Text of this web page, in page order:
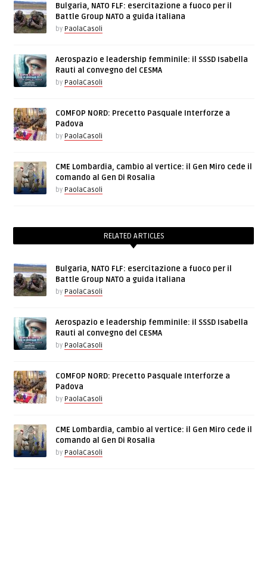
Bulgaria, NATO FLF: esercitazione a fuoco per il
Battle Group NATO a guida italiana
by PaolaCasoli
Aerospazio e leadership femminile: il SSSD Isabella
Rauti al convegno del CESMA
by PaolaCasoli
COMFOP NORD: Precetto Pasquale Interforze a
Padova
by PaolaCasoli
CME Lombardia, cambio al vertice: il Gen Miro cede il
comando al Gen Di Rosalia
by PaolaCasoli
RELATED ARTICLES
Bulgaria, NATO FLF: esercitazione a fuoco per il
Battle Group NATO a guida italiana
by PaolaCasoli
Aerospazio e leadership femminile: il SSSD Isabella
Rauti al convegno del CESMA
by PaolaCasoli
COMFOP NORD: Precetto Pasquale Interforze a
Padova
by PaolaCasoli
CME Lombardia, cambio al vertice: il Gen Miro cede il
comando al Gen Di Rosalia
by PaolaCasoli